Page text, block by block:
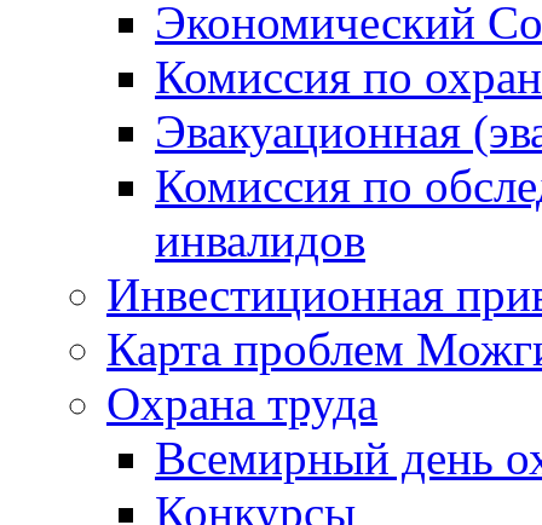
Экономический
Комиссия по
Эвакуационная
Комиссия по
инвалидов
Инвестиционная
Карта проблем
Охрана труда
Всемирный день
Конкурсы